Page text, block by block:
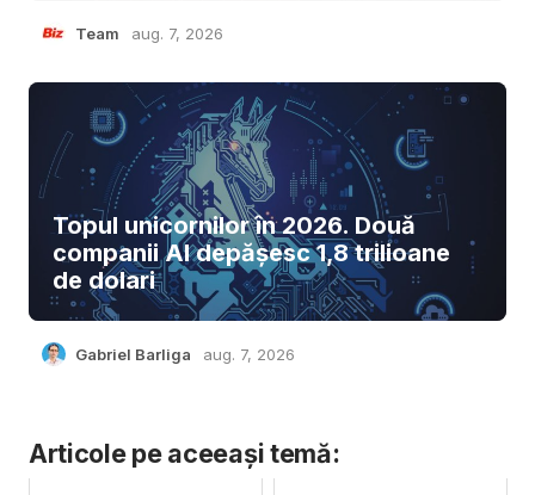
Team aug. 7, 2026
Topul unicornilor în 2026. Două
companii AI depășesc 1,8 trilioane
de dolari
Gabriel Barliga aug. 7, 2026
Articole pe aceeași temă: